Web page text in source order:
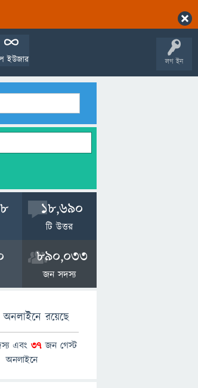
লগ ইন
ইউজার
18,690
টি উত্তর
890,033
জন সদস্য
রয়েছে
এবং 37জন গেস্ট
অনলাইনে